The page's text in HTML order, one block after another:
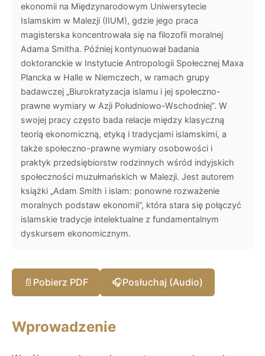
ekonomii na Międzynarodowym Uniwersytecie
Islamskim w Malezji (IIUM), gdzie jego praca
magisterska koncentrowała się na filozofii moralnej
Adama Smitha. Później kontynuował badania
doktoranckie w Instytucie Antropologii Społecznej Maxa
Plancka w Halle w Niemczech, w ramach grupy
badawczej „Biurokratyzacja islamu i jej społeczno-
prawne wymiary w Azji Południowo-Wschodniej”. W
swojej pracy często bada relacje między klasyczną
teorią ekonomiczną, etyką i tradycjami islamskimi, a
także społeczno-prawne wymiary osobowości i
praktyk przedsiębiorstw rodzinnych wśród indyjskich
społeczności muzułmańskich w Malezji. Jest autorem
książki „Adam Smith i islam: ponowne rozważenie
moralnych podstaw ekonomii”, która stara się połączyć
islamskie tradycje intelektualne z fundamentalnym
dyskursem ekonomicznym.
📄 Pobierz PDF 🎧Posłuchaj (Audio)
Wprowadzenie